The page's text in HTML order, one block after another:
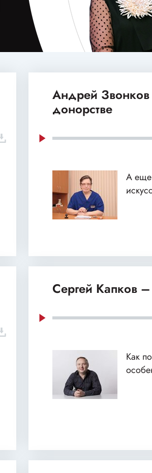
Андрей
донорстве
А еще
Сергей Капков
Как